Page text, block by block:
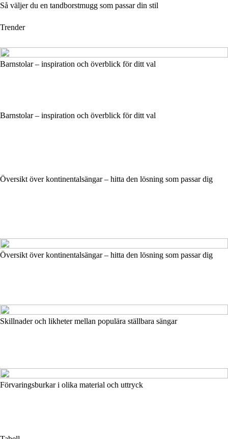
Så väljer du en tandborstmugg som passar din stil
Trender
Barnstolar – inspiration och överblick för ditt val
Barnstolar – inspiration och överblick för ditt val
Översikt över kontinentalsängar – hitta den lösning som passar dig
Översikt över kontinentalsängar – hitta den lösning som passar dig
Skillnader och likheter mellan populära ställbara sängar
Förvaringsburkar i olika material och uttryck